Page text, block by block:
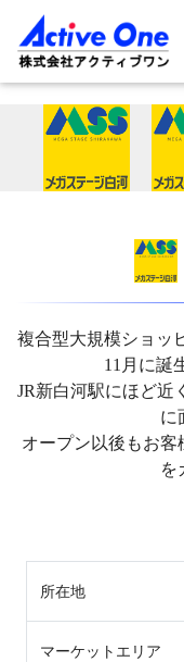
複合型大規模ショッ
11月に誕
JR新白河駅にほど近
に
オープン以後もお客
を
所在地
マーケットエリア